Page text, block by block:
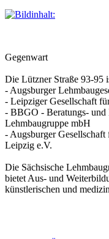
Gegenwart
Die Lützner Straße 93-95
- Augsburger
- Leipziger Gesellschaft
- BBGO - Beratungs- und
Lehmbaugruppe mbH
- Augsburger
Leipzig e.V.
Die Sächsische
bietet Aus- und
künstlerischen und